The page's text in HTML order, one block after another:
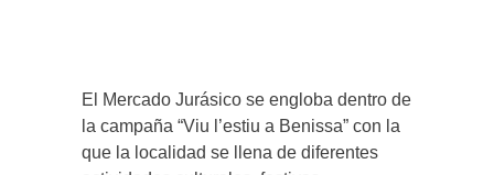
El Mercado Jurásico se engloba dentro de
la campaña “Viu l’estiu a Benissa” con la
que la localidad se llena de diferentes